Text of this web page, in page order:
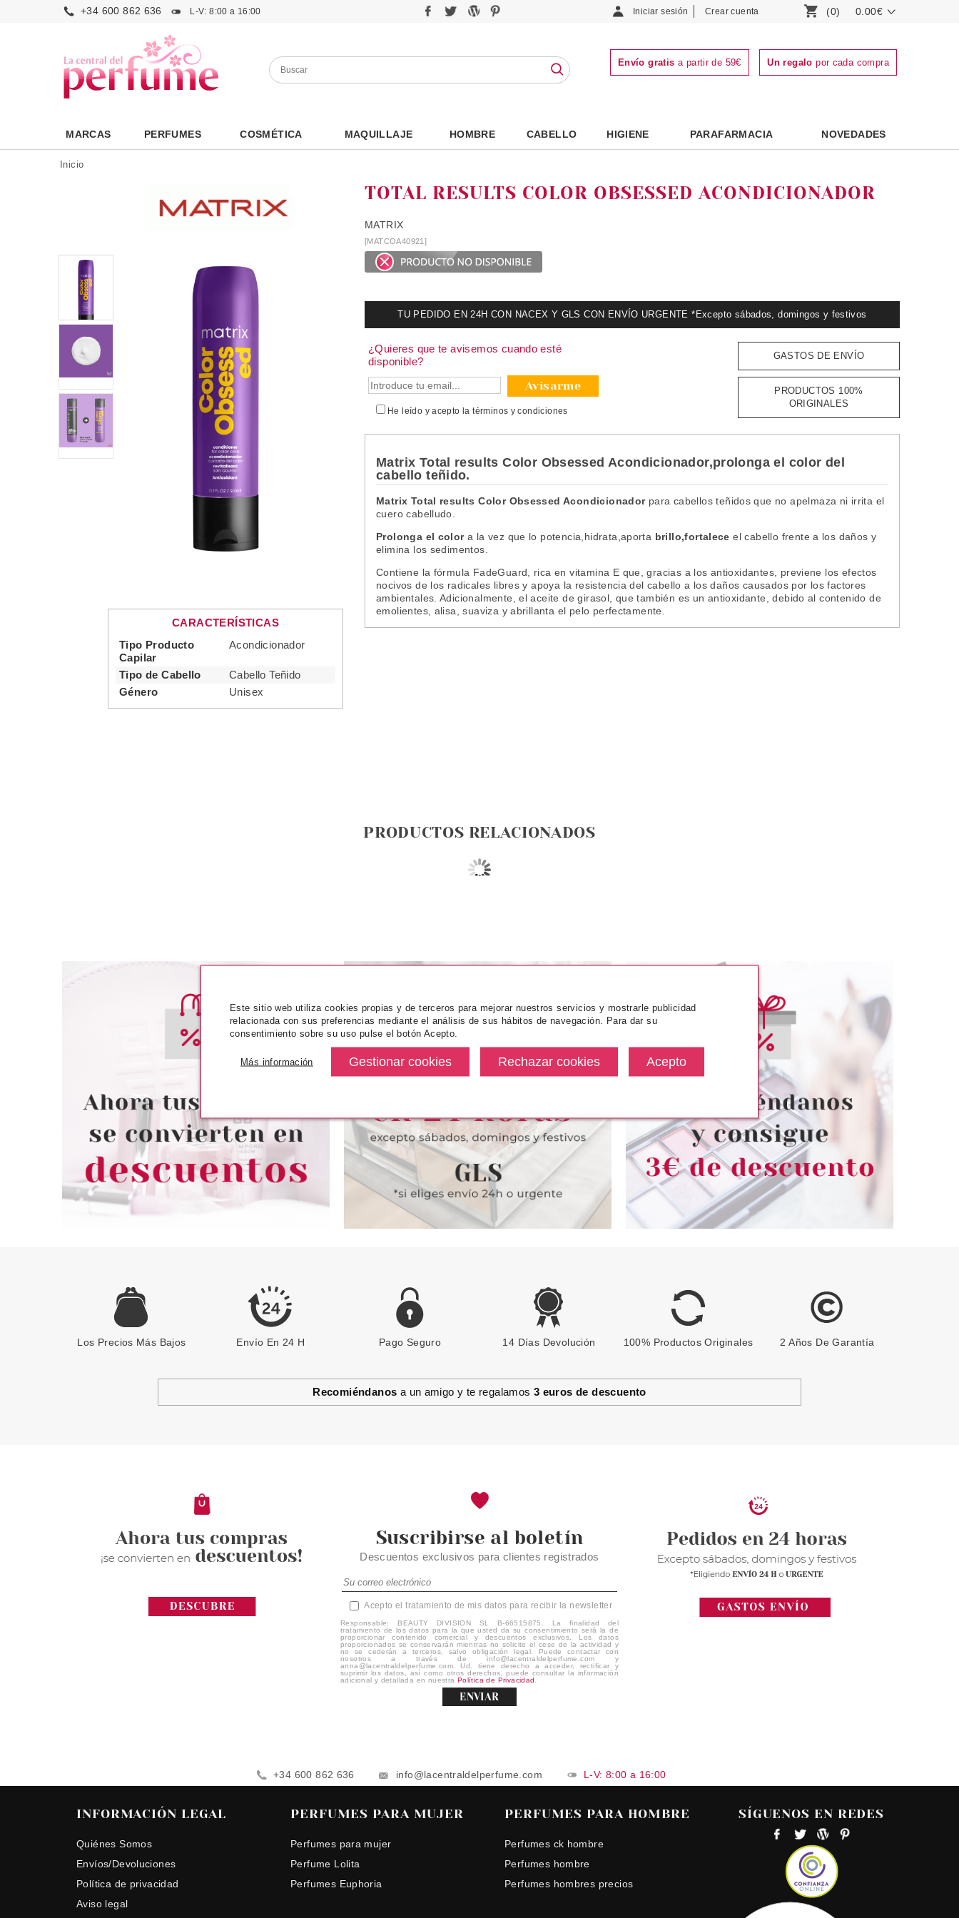
+34 600 862 636 L-V: 8:00 a 16:00 Iniciar sesión Crear cuenta (0) 0.00€
Envío gratis a partir de 59€ Un regalo por cada compra
MARCAS PERFUMES COSMÉTICA MAQUILLAJE HOMBRE CABELLO HIGIENE PARAFARMACIA NOVEDADES
Inicio
CARACTERÍSTICAS
Tipo Producto
Capilar
Acondicionador
Tipo de Cabello
Cabello Teñido
Género
Unisex
TOTAL RESULTS COLOR OBSESSED ACONDICIONADOR
MATRIX
[MATCOA40921]
TU PEDIDO EN 24H CON NACEX Y GLS CON ENVÍO URGENTE *Excepto sábados, domingos y festivos
¿Quieres que te avisemos cuando esté
disponible?
Avisarme
He leído y acepto latérminos y condiciones
GASTOS DE ENVÍO
PRODUCTOS 100%
ORIGINALES
Matrix Total results Color Obsessed Acondicionador,prolonga el color del
cabello teñido.
Matrix Total results Color Obsessed Acondicionadorpara cabellos teñidos que no apelmaza ni irrita el
cuero cabelludo.
Prolonga el colora la vez que lo potencia,hidrata,aporta brillo,fortalece el cabello frente a los daños y
elimina los sedimentos.
Contiene la fórmula FadeGuard, rica en vitamina E que, gracias a los antioxidantes, previene los efectos
nocivos de los radicales libres y apoya la resistencia del cabello a los daños causados por los factores
ambientales. Adicionalmente, el aceite de girasol, que también es un antioxidante, debido al contenido de
emolientes, alisa, suaviza y abrillanta el pelo perfectamente.
PRODUCTOS RELACIONADOS
MATRIX TOTAL RESULTS NO
Pvr 25.50€
15.90€
MATRIX TOTAL RESULTS
-36% 20.90€
MATRIX
MATRIX TOTAL RESULTS
-71% 3.16€
MATRIX
MATRIX TOTAL RESULTS
-39% 11.30€
MATRIX TOTAL RESULTS
INSTACURE ACONDICIONADOR
ANTIROTURA 300 ML
Pvr 16.50€
-36%
desde
Pvr 14.90€
Los Precios Más Bajos Envío En 24 H Pago Seguro 14 Días Devolución 100% Productos Originales 2 Años De Garantía
Recomiéndanos a un amigo y te regalamos 3 euros de descuento
Suscribirse al boletín
Descuentos exclusivos para clientes registrados
Acepto el tratamiento de mis datos para recibir la newsletter
Responsable: BEAUTY DIVISION SL B-66515875. La finalidad del
tratamiento de los datos para la que usted da su consentimiento será la de
proporcionar contenido comercial y descuentos exclusivos. Los datos
proporcionados se conservarán mientras no solicite el cese de la actividad y
no se cederán a terceros, salvo obligación legal. Puede contactar con
nosotros a través de info@lacentraldelperfume.com y
anna@lacentraldelperfume.com. Ud. tiene derecho a acceder, rectificar y
suprimir los datos, así como otros derechos, puede consultar la información
adicional y detallada en nuestra Política de Privacidad
ENVIAR
+34 600 862 636 info@lacentraldelperfume.com L-V: 8:00 a 16:00
INFORMACIÓN LEGAL
Quiénes Somos
Envíos/Devoluciones
Política de privacidad
Aviso legal
PERFUMES PARA MUJER
Perfumes para mujer
Perfume Lolita
Perfumes Euphoria
PERFUMES PARA HOMBRE
Perfumes ck hombre
Perfumes hombre
Perfumes hombres precios
SÍGUENOS EN REDES
Este sitio web utiliza cookies propias y de terceros para mejorar nuestros servicios y mostrarle publicidad
relacionada con sus preferencias mediante el análisis de sus hábitos de navegación. Para dar su
consentimiento sobre su uso pulse el botón Acepto.
Más información